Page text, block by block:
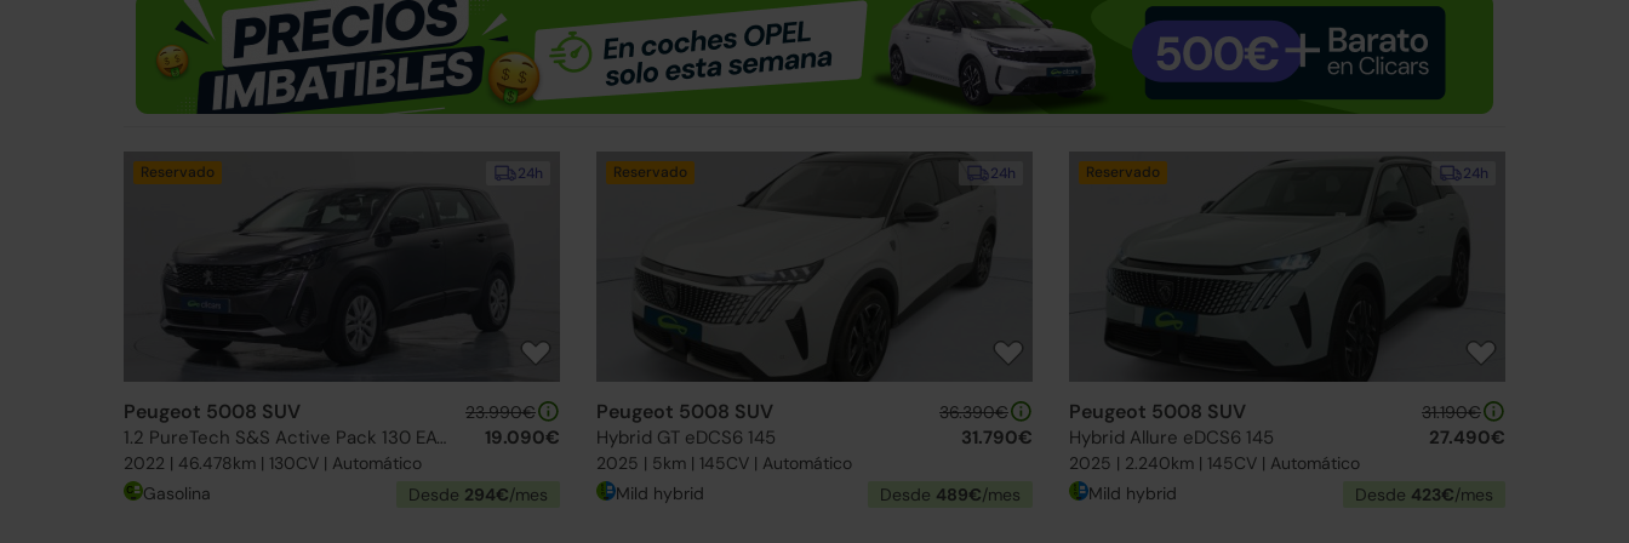
24h
Reservado
Peugeot 5008 SUV
1.2 PureTech S&S Active Pack 130 EAT8
2022 | 46.478km | 130CV | Automático
23.990€
19.090€
Gasolina Desde 294€/mes
24h
Reservado
Peugeot 5008 SUV
Hybrid GT eDCS6 145
2025 | 5km | 145CV | Automático
36.390€
31.790€
Mild hybrid Desde 489€/mes
24h
Reservado
Peugeot 5008 SUV
Hybrid Allure eDCS6 145
2025 | 2.240km | 145CV | Automático
31.190€
27.490€
Mild hybrid Desde 423€/mes